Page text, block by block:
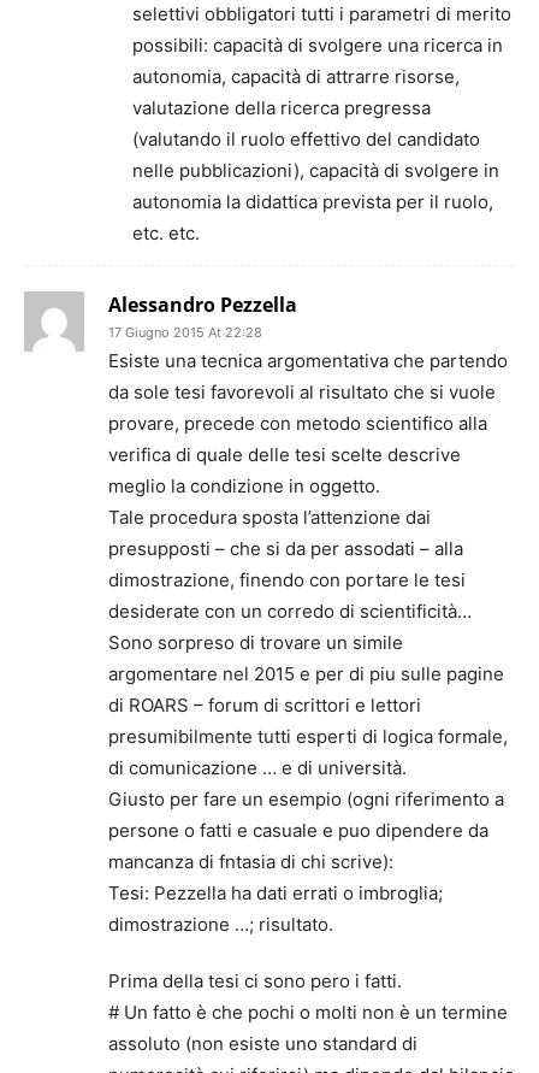
selettivi obbligatori tutti i parametri di merito
possibili: capacità di svolgere una ricerca in
autonomia, capacità di attrarre risorse,
valutazione della ricerca pregressa
(valutando il ruolo effettivo del candidato
nelle pubblicazioni), capacità di svolgere in
autonomia la didattica prevista per il ruolo,
etc. etc.
Alessandro Pezzella
17 Giugno 2015 At 22:28
Esiste una tecnica argomentativa che partendo
da sole tesi favorevoli al risultato che si vuole
provare, precede con metodo scientifico alla
verifica di quale delle tesi scelte descrive
meglio la condizione in oggetto.
Tale procedura sposta l’attenzione dai
presupposti – che si da per assodati – alla
dimostrazione, finendo con portare le tesi
desiderate con un corredo di scientificità…
Sono sorpreso di trovare un simile
argomentare nel 2015 e per di piu sulle pagine
di ROARS – forum di scrittori e lettori
presumibilmente tutti esperti di logica formale,
di comunicazione … e di università.
Giusto per fare un esempio (ogni riferimento a
persone o fatti e casuale e puo dipendere da
mancanza di fntasia di chi scrive):
Tesi: Pezzella ha dati errati o imbroglia;
dimostrazione …; risultato.
Prima della tesi ci sono pero i fatti.
# Un fatto è che pochi o molti non è un termine
assoluto (non esiste uno standard di